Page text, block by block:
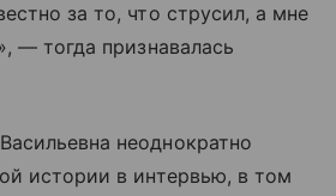
за то, что струсил, а мне
— тогда признавалась
неоднократно
истории в интервью, в том